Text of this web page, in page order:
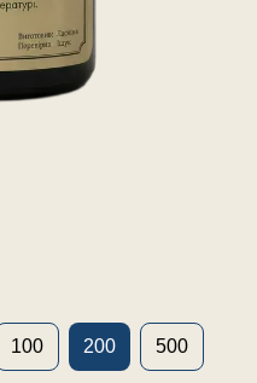
100 200 500